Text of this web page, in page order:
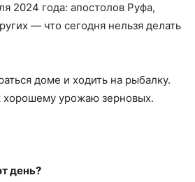
2024 года: апостолов Руфа,
— что сегодня нельзя делать
доме и ходить на рыбалку.
урожаю зерновых.
день?